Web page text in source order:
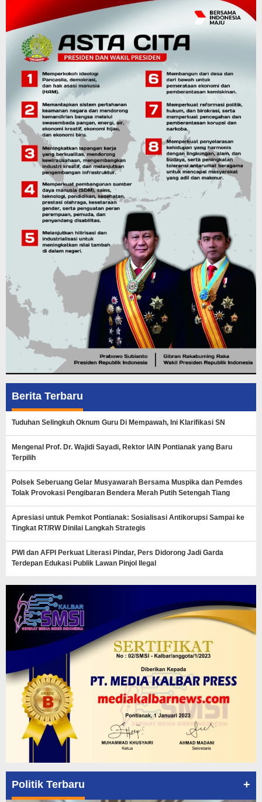
Berita Terbaru
Tuduhan Selingkuh Oknum Guru Di Mempawah, Ini Klarifikasi SN
Mengenal Prof. Dr. Wajidi Sayadi, Rektor IAIN Pontianak yang Baru
Terpilih
Polsek Seberuang Gelar Musyawarah Bersama Muspika dan Pemdes
Tolak Provokasi Pengibaran Bendera Merah Putih Setengah Tiang
Apresiasi untuk Pemkot Pontianak: Sosialisasi Antikorupsi Sampai ke
Tingkat RT/RW Dinilai Langkah Strategis
PWI dan AFPI Perkuat Literasi Pindar, Pers Didorong Jadi Garda
Terdepan Edukasi Publik Lawan Pinjol Ilegal
Politik Terbaru +